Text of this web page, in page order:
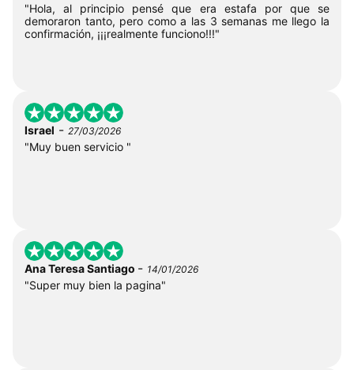
"Hola, al principio pensé que era estafa por que se
demoraron tanto, pero como a las 3 semanas me llego la
confirmación, ¡¡¡realmente funciono!!!"
Israel - 27/03/2026
"Muy buen servicio "
Ana Teresa Santiago - 14/01/2026
"Super muy bien la pagina"